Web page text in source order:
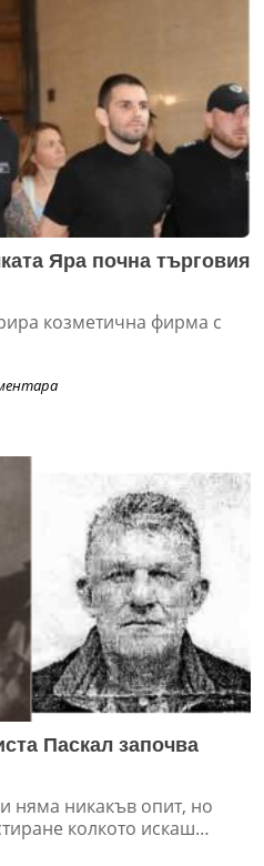
Яра почна търговия
козметична фирма с
Паскал започва
няма никакъв опит, но
колкото искаш…